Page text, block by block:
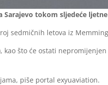
tokom sljedeće
sedmičnih letova iz
što će ostati
piše portal exyuaviation.